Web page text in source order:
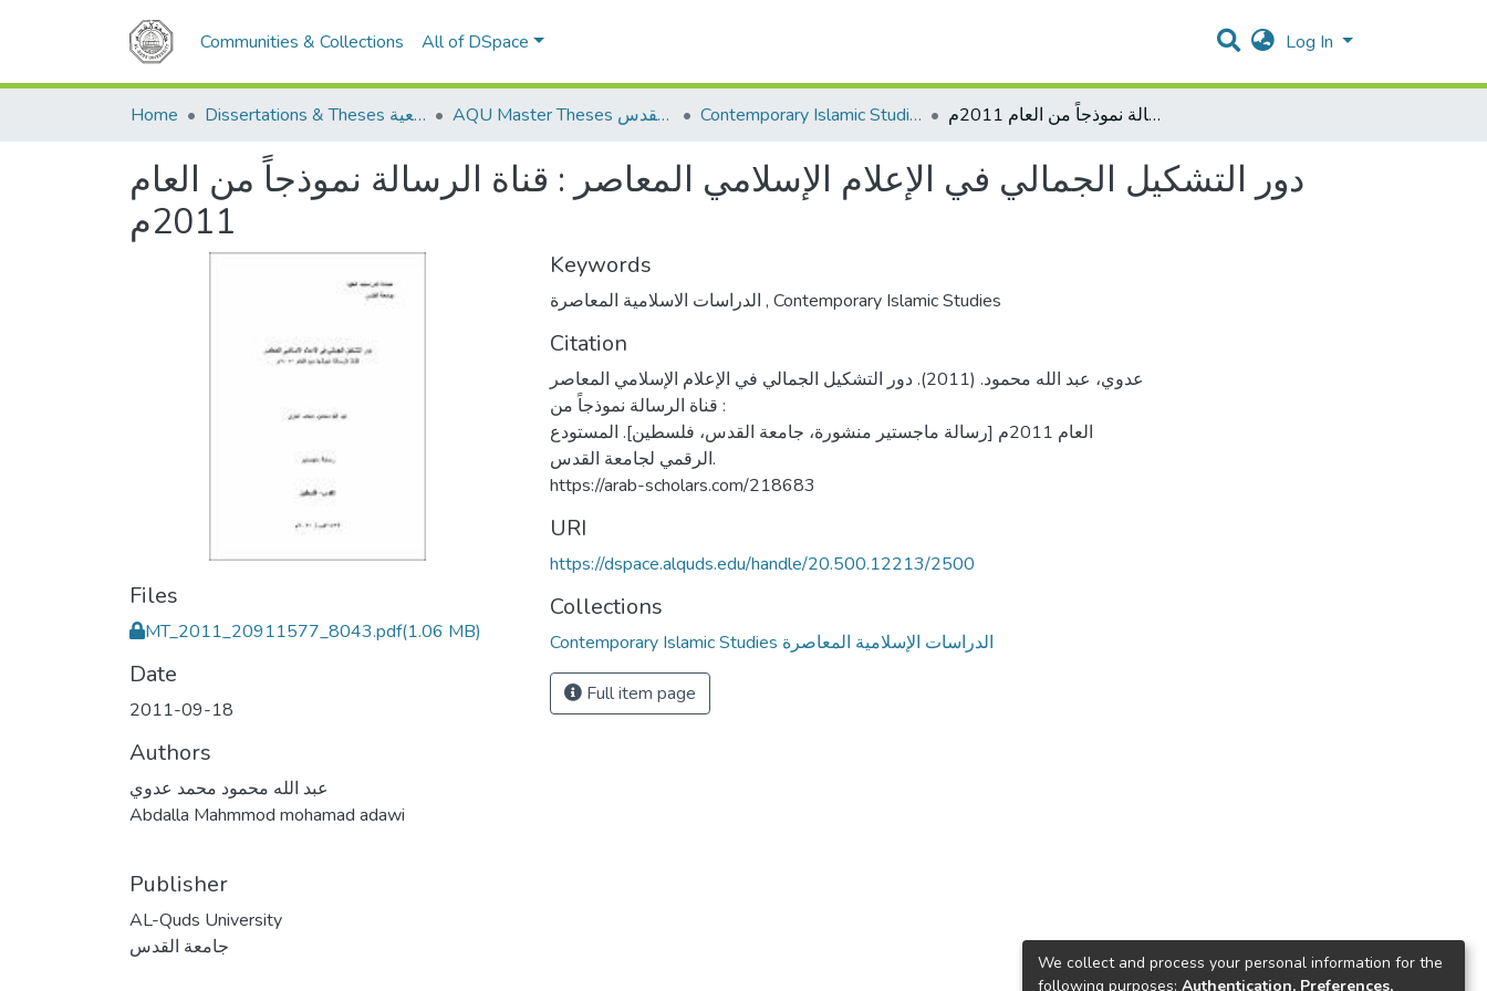
Communities & Collections All of DSpace Log In
Home Dissertations & Theses الرسائل الجامعية AQU Master Theses الرسائل الجامعية الخاصة بجامعة القدس Contemporary Islamic Studies الدراسات الإسلامية المعاصرة دور التشكيل الجمالي في الإعلام الإسلامي المعاصر : قناة الرسالة نموذجاً من العام 2011م
دور التشكيل الجمالي في الإعلام الإسلامي المعاصر : قناة الرسالة نموذجاً من العام
2011م
Files
MT_2011_20911577_8043.pdf(1.06 MB)
Date
2011-09-18
Authors
عبد الله محمود محمد عدوي
Abdalla Mahmmod mohamad adawi
Publisher
AL-Quds University
جامعة القدس
Keywords
, Contemporary Islamic Studies
Citation
عدوي، عبد الله محمود. (2011). دور التشكيل الجمالي في الإعلام الإسلامي المعاصر
: قناة الرسالة نموذجاً من
العام 2011م [رسالة ماجستير منشورة، جامعة القدس، فلسطين]. المستودع
الرقمي لجامعة القدس.
https://arab-scholars.com/218683
URI
https://dspace.alquds.edu/handle/20.500.12213/2500
Collections
Contemporary Islamic Studies الدراسات الإسلامية المعاصرة
Full item page
We collect and process your personal information for the
following purposes: Authentication, Preferences,